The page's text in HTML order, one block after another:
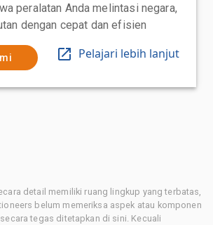
peralatan Anda melintasi negara,
dengan cepat dan efisien
Pelajari lebih lanjut
detail memiliki ruang lingkup yang terbatas,
belum memeriksa aspek atau komponen
tegas ditetapkan di sini. Kecuali